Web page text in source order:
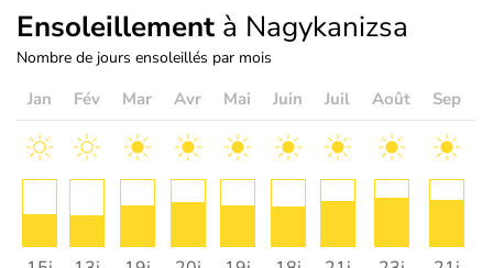
Ensoleillement à Nagykanizsa
Nombre de jours ensoleillés par mois
Jan Fév Mar Avr Mai Juin Juil Août Sep